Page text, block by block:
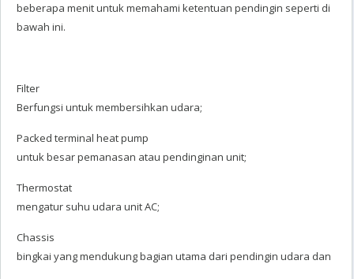
beberapa menit untuk memahami ketentuan pendingin seperti di
bawah ini.
Filter
Berfungsi untuk membersihkan udara;
Packed terminal heat pump
untuk besar pemanasan atau pendinginan unit;
Thermostat
mengatur suhu udara unit AC;
Chassis
bingkai yang mendukung bagian utama dari pendingin udara dan